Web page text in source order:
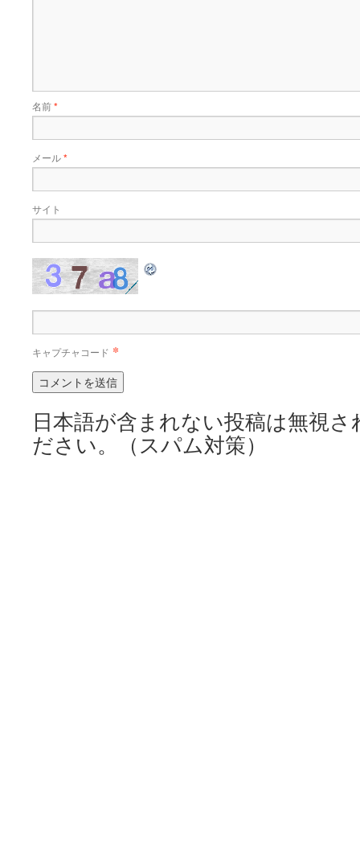
名前*
メール*
サイト
キャプチャコード *
日本語が含まれない投稿は無視
ださい。（スパム対策）